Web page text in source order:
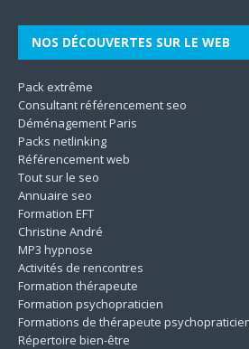
NOS DÉCOUVERTES SUR LE WEB
Pack extrême
Consultant référencement seo
Déménagement Paris
Packs netlinking
Référencement web
Tout sur le seo
Annuaire seo
Formation EFT
Christine André
MP3 hypnose
Activités de rencontres
Formation thérapeute
Formation psychopraticien
Formations de thérapeute
Répertoire bien-être